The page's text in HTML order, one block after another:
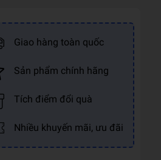
Giao hàng toàn quốc
Sản phẩm chính hãng
Tích điểm đổi quà
Nhiều khuyến mãi, ưu đãi